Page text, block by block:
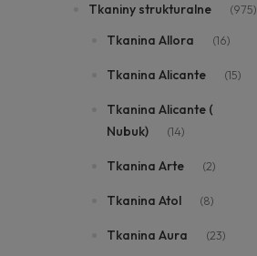
Tkaniny strukturalne (975)
Tkanina Allora (16)
Tkanina Alicante (15)
Tkanina Alicante (
Nubuk)
(14)
Tkanina Arte (2)
Tkanina Atol (8)
Tkanina Aura (23)